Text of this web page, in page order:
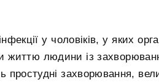
у чоловіків, у яких
життю людини із
захворювання,